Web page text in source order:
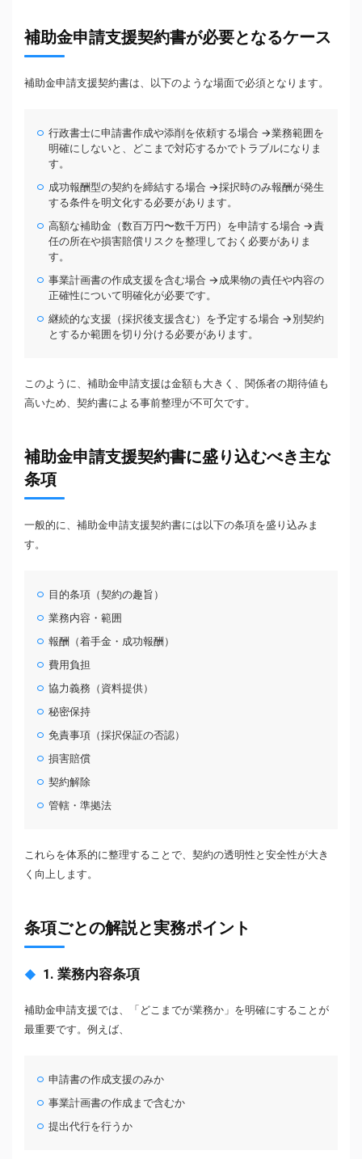
補助金申請支援契約書が必要となるケース
補助金申請支援契約書は、以下のような場面で必須となります。
行政書士に申請書作成や添削を依頼する場合 →業務範囲を
明確にしないと、どこまで対応するかでトラブルになりま
す。
成功報酬型の契約を締結する場合 →採択時のみ報酬が発生
する条件を明文化する必要があります。
高額な補助金（数百万円〜数千万円）を申請する場合 →責
任の所在や損害賠償リスクを整理しておく必要がありま
す。
事業計画書の作成支援を含む場合 →成果物の責任や内容の
正確性について明確化が必要です。
継続的な支援（採択後支援含む）を予定する場合 →別契約
とするか範囲を切り分ける必要があります。
このように、補助金申請支援は金額も大きく、関係者の期待値も
高いため、契約書による事前整理が不可欠です。
補助金申請支援契約書に盛り込むべき主な
条項
一般的に、補助金申請支援契約書には以下の条項を盛り込みま
す。
目的条項（契約の趣旨）
業務内容・範囲
報酬（着手金・成功報酬）
費用負担
協力義務（資料提供）
秘密保持
免責事項（採択保証の否認）
損害賠償
契約解除
管轄・準拠法
これらを体系的に整理することで、契約の透明性と安全性が大き
く向上します。
条項ごとの解説と実務ポイント
1. 業務内容条項
補助金申請支援では、「どこまでが業務か」を明確にすることが
最重要です。例えば、
申請書の作成支援のみか
事業計画書の作成まで含むか
提出代行を行うか